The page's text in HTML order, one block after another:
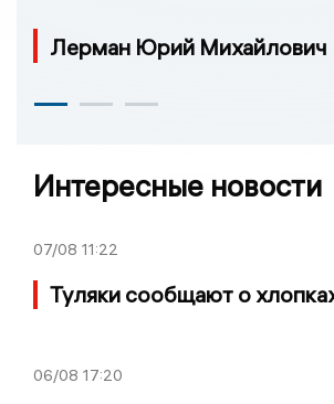
Лерман Юрий Михайлович
Интересные новости
07/08 11:22
Туляки сообщают о
06/08 17:20